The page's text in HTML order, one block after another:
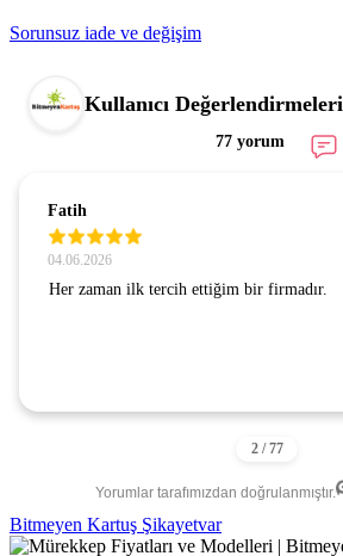
Sorunsuz iade ve değişim
Kullanıcı Değerlendirmeleri
77 yorum
Fatih
04.06.2026
Her zaman ilk tercih ettiğim bir firmadır.
Yorumlar tarafımızdan doğrulanmıştır.
Bitmeyen Kartuş Şikayetvar